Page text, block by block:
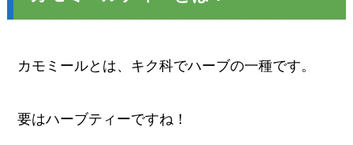
カモミールとは、キク科でハーブの一種です。
要はハーブティーですね！